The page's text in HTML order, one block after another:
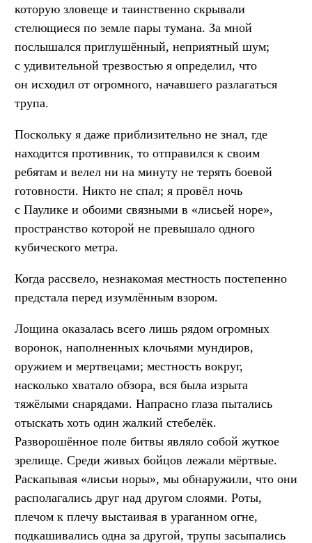
которую зловеще и таинственно скрывали
стелющиеся по земле пары тумана. За мной
послышался приглушённый, неприятный шум;
с удивительной трезвостью я определил, что
он исходил от огромного, начавшего разлагаться
трупа.
Поскольку я даже приблизительно не знал, где
находится противник, то отправился к своим
ребятам и велел ни на минуту не терять боевой
готовности. Никто не спал; я провёл ночь
с Паулике и обоими связными в «лисьей норе»,
пространство которой не превышало одного
кубического метра.
Когда рассвело, незнакомая местность постепенно
предстала перед изумлённым взором.
Лощина оказалась всего лишь рядом огромных
воронок, наполненных клочьями мундиров,
оружием и мертвецами; местность вокруг,
насколько хватало обзора, вся была изрыта
тяжёлыми снарядами. Напрасно глаза пытались
отыскать хоть один жалкий стебелёк.
Разворошённое поле битвы являло собой жуткое
зрелище. Среди живых бойцов лежали мёртвые.
Раскапывая «лисьи норы», мы обнаружили, что они
располагались друг над другом слоями. Роты,
плечом к плечу выстаивая в ураганном огне,
подкашивались одна за другой, трупы засыпались